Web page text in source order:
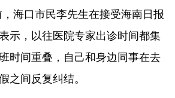
海口市民李先生在接受海南日报
示，以往医院专家出诊时间都集
时间重叠，自己和身边同事在去
之间反复纠结。